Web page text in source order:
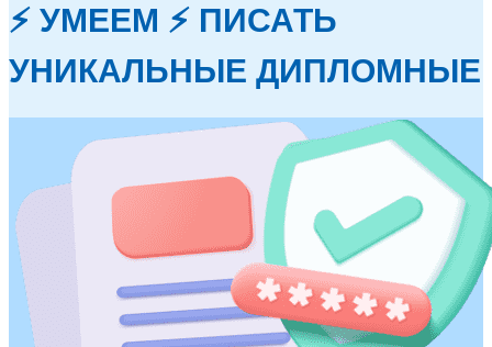
⚡ УМЕЕМ ⚡ ПИСАТЬ
УНИКАЛЬНЫЕ ДИПЛОМНЫЕ